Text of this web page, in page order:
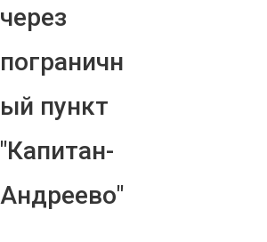
через
пограничн
ый пункт
"Капитан-
Андреево"